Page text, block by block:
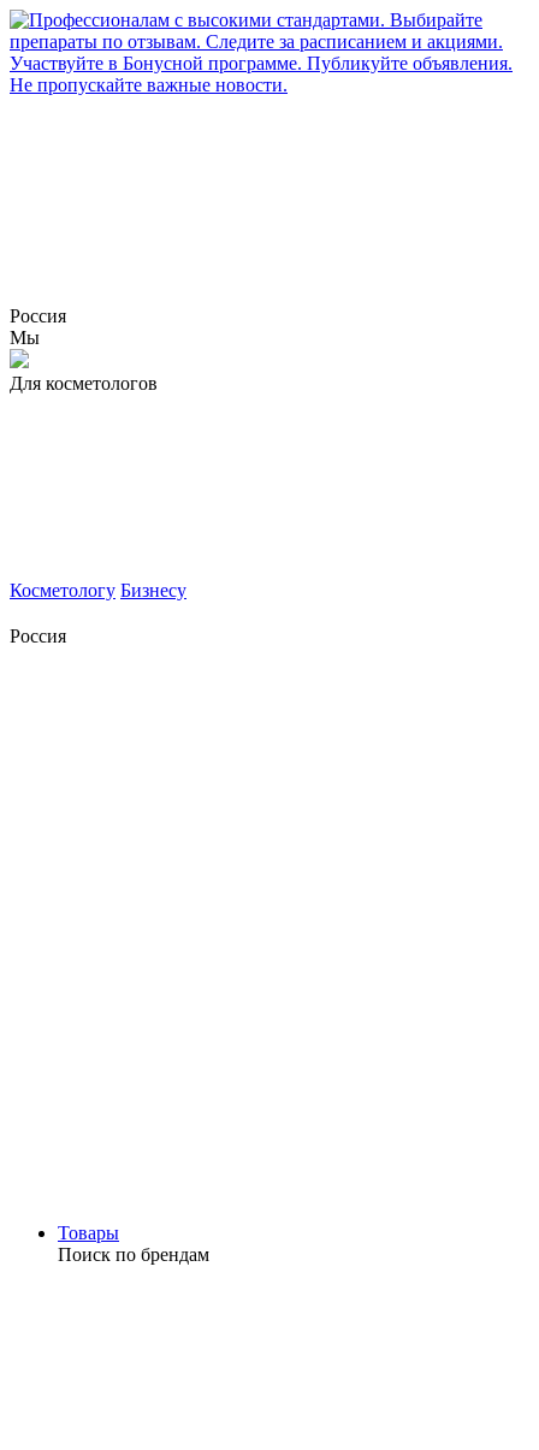
Россия
Мы
Для косметологов
Косметологу Бизнесу
Россия
Товары
Поиск по брендам